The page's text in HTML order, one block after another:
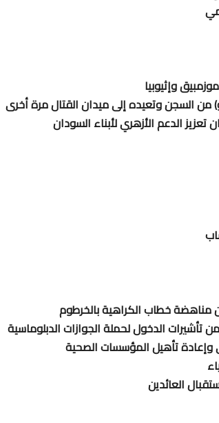
من السجن وتعيده إلى ميدان القتال مرة أخرى
الدعم الأزهري لأبناء السودان
مناهضة خطاب الكراهية بالخرطوم
تأشيرات الدخول لحملة الجوازات الدبلوماسية
وإعادة تأهيل المؤسسات الصحية
العائدين